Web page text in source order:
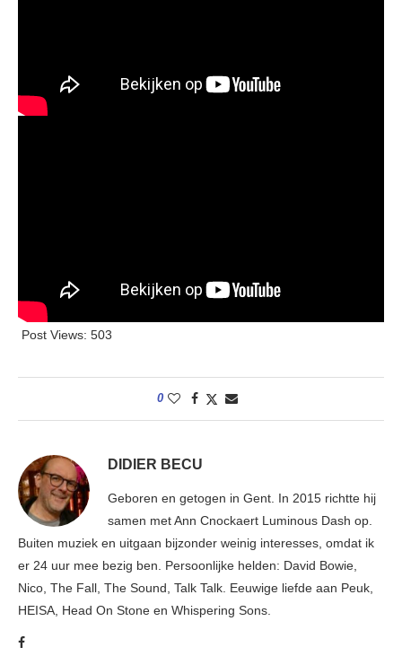
Post Views: 503
0
DIDIER BECU
Geboren en getogen in Gent. In 2015 richtte hij
samen met Ann Cnockaert Luminous Dash op.
Buiten muziek en uitgaan bijzonder weinig interesses, omdat ik
er 24 uur mee bezig ben. Persoonlijke helden: David Bowie,
Nico, The Fall, The Sound, Talk Talk. Eeuwige liefde aan Peuk,
HEISA, Head On Stone en Whispering Sons.